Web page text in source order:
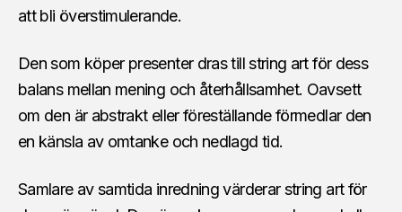
att bli överstimulerande.
Den som köper presenter dras till string art för dess
balans mellan mening och återhållsamhet. Oavsett
om den är abstrakt eller föreställande förmedlar den
en känsla av omtanke och nedlagd tid.
Samlare av samtida inredning värderar string art för